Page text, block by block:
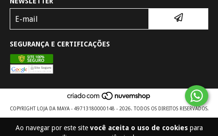
Ao navegar por este site você aceita o uso de cookiespara
SEGURANÇA E CERTIFICAÇÕES
COPYRIGHT LOJA DA MAYA - 49713180000148 - 2026. TODOS OS DIREITOS RESERVADOS.